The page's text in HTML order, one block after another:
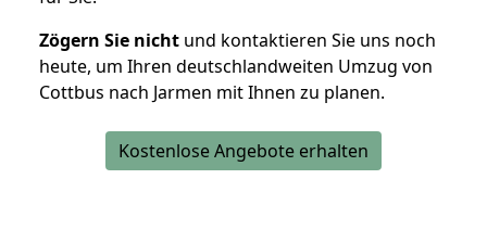
Zögern Sie nicht und kontaktieren Sie uns noch
heute, um Ihren deutschlandweiten Umzug von
Cottbus nach Jarmen mit Ihnen zu planen.
Kostenlose Angebote erhalten